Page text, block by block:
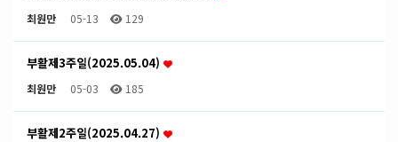
최원만 05-13 129
부활제3주일(2025.05.04)
최원만 05-03 185
부활제2주일(2025.04.27)